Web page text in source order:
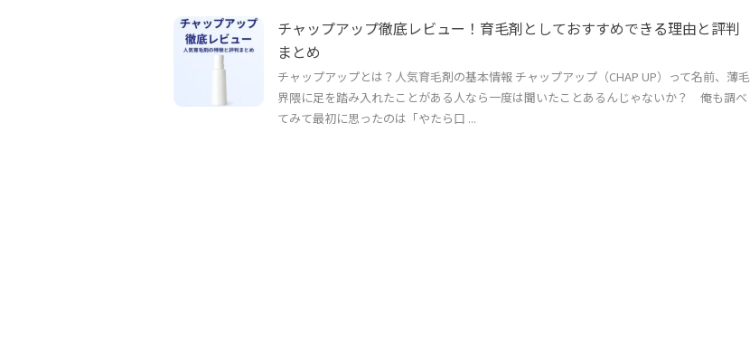
チャップアップ徹底レビュー！育毛剤としておすすめできる理由と評判
まとめ
チャップアップとは？人気育毛剤の基本情報 チャップアップ（CHAP UP）って名前、薄毛
界隈に足を踏み入れたことがある人なら一度は聞いたことあるんじゃないか？ 俺も調べ
てみて最初に思ったのは「やたら口 ...